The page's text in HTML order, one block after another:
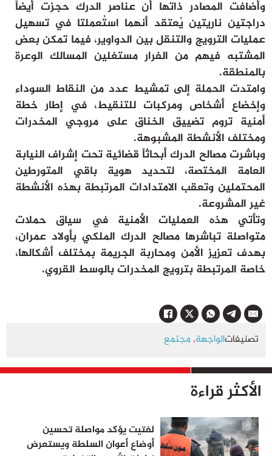
الأكثر قراءة
لفتيت يؤكد مواصلة تحسين
أوضاع أعوان السلطة ويستعرض
وأضافت المصادر ذاتها أن عناصر الدرك حجزت أيضاً
دراجتين ناريتين يُعتقد أنهما استُعملتا في تسهيل
عمليات الترويج والتنقل بين الدواوير، فيما تمكن بعض
المشتبه فيهم من الفرار مستغلين المسالك الوعرة
بالمنطقة.
وامتدت الحملة إلى تمشيط عدد من النقاط السوداء
وإخضاع أشخاص ومركبات للتنقيط، في إطار خطة
أمنية تروم تضييق الخناق على مروجي المخدرات
ومختلف الأنشطة المشبوهة.
وباشرت مصالح الدرك أبحاثاً قضائية تحت إشراف النيابة
العامة المختصة، لتحديد هوية باقي المتورطين
المحتملين وتعقب الامتدادات المرتبطة بهذه الأنشطة
غير المشروعة.
وتأتي هذه العمليات الأمنية في سياق حملات
متواصلة تباشرها مصالح الدرك الملكي بأولاد عمران،
بهدف تعزيز الأمن ومحاربة الجريمة بمختلف أشكالها،
خاصة المرتبطة بترويج المخدرات بالوسط القروي.
الواجهة,مجتمع تصنيفات